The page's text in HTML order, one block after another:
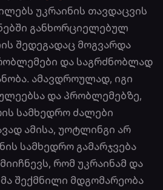
უკრაინის თავდაცვის
განხორციელებულ
შედეგადაც მოგვარდა
და საგრძნობლად
ამავდროულად, იგი
და პრობლემებზე,
სამხედრო ძალები
ამისა, უოტლინგი არ
სამხედრო გამარჯვება
რომ უკრაინამ და
შექმნილი მდგომარეობა